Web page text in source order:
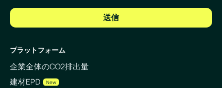
プラットフォーム
企業全体のCO2排出量
建材EPD
New